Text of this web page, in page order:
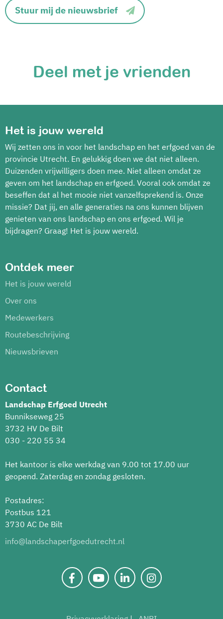
Stuur mij de nieuwsbrief
Deel met je vrienden
Het is jouw wereld
Wij zetten ons in voor het landschap en het erfgoed van de
provincie Utrecht. En gelukkig doen we dat niet alleen.
Duizenden vrijwilligers doen mee. Niet alleen omdat ze
geven om het landschap en erfgoed. Vooral ook omdat ze
beseffen dat al het mooie niet vanzelfsprekend is. Onze
missie? Dat jij, en alle generaties na ons kunnen blijven
genieten van ons landschap en ons erfgoed. Wil je
bijdragen? Graag! Het is jouw wereld.
Ontdek meer
Het is jouw wereld
Over ons
Medewerkers
Routebeschrijving
Nieuwsbrieven
Contact
Landschap Erfgoed Utrecht
Bunnikseweg 25
3732 HV De Bilt
030 - 220 55 34
Het kantoor is elke werkdag van 9.00 tot 17.00 uur
geopend. Zaterdag en zondag gesloten.
Postadres:
Postbus 121
3730 AC De Bilt
info@landschaperfgoedutrecht.nl